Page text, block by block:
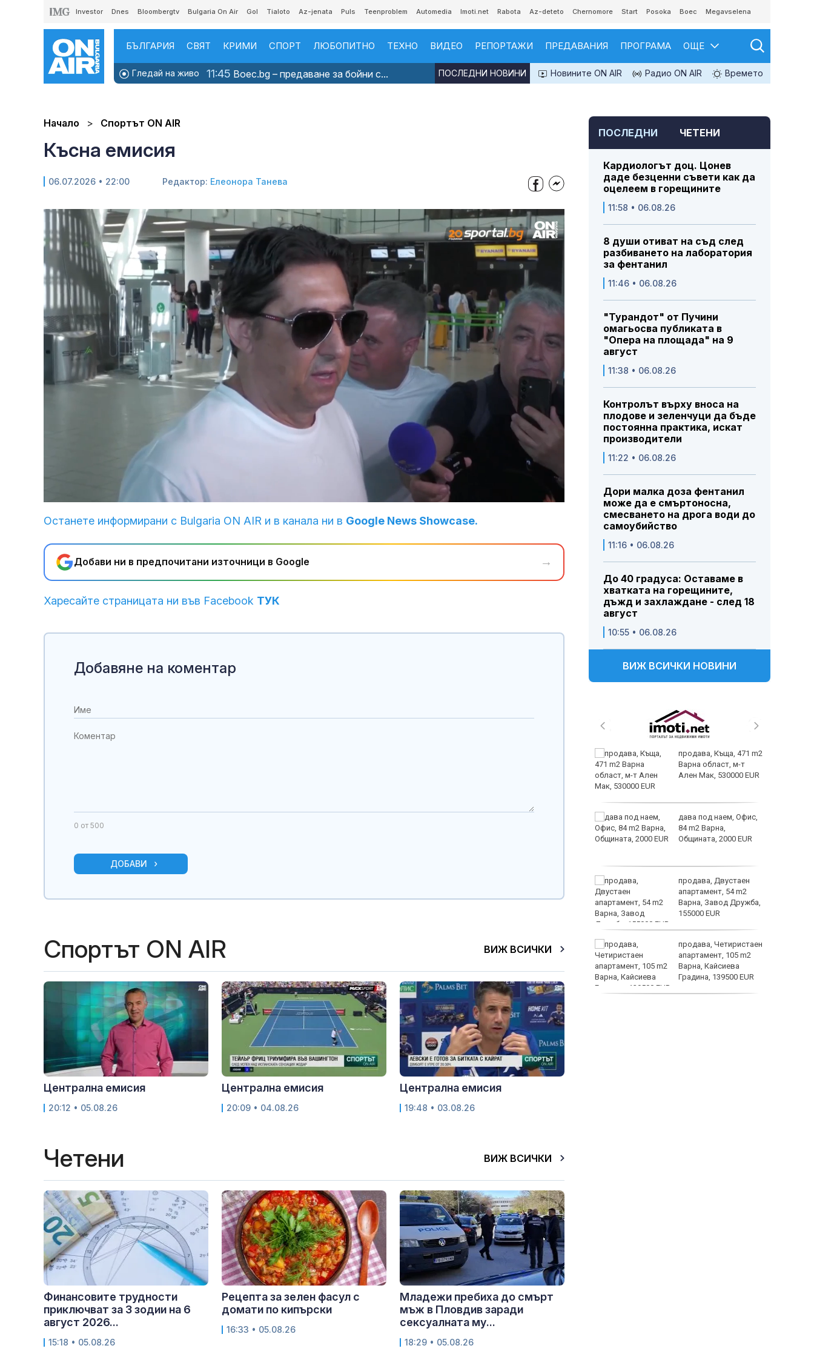
Investor Dnes Bloombergtv Bulgaria On Air Gol Tialoto Az-jenata Puls Teenproblem Automedia Imoti.net Rabota Az-deteto Chernomore Start Posoka Boec Megavselena
БЪЛГАРИЯ СВЯТ КРИМИ СПОРТ ЛЮБОПИТНО ТЕХНО ВИДЕО РЕПОРТАЖИ ПРЕДАВАНИЯ ПРОГРАМА ОЩЕ
Гледай на живо 11:45 Boec.bg – предаване за бойни с... Новините ON AIR Радио ON AIR Времето
ПОСЛЕДНИ НОВИНИ
Начало Спортът ON AIR
Късна емисия
06.07.2026 • 22:00 Редактор: Елеонора Танева
Останете информирани с Bulgaria ON AIR и в канала ни в Google News Showcase.
Добави ни в предпочитани източници в Google →
Харесайте страницата ни във Facebook ТУК
ПОСЛЕДНИ ЧЕТЕНИ
Кардиологът доц. Цонев
даде безценни съвети как да
оцелеем в горещините
11:58 • 06.08.26
8 души отиват на съд след
разбиването на лаборатория
за фентанил
11:46 • 06.08.26
"Турандот" от Пучини
омагьосва публиката в
"Опера на площада" на 9
август
11:38 • 06.08.26
Контролът върху вноса на
плодове и зеленчуци да бъде
постоянна практика, искат
производители
11:22 • 06.08.26
Дори малка доза фентанил
може да е смъртоносна,
смесването на дрога води до
самоубийство
11:16 • 06.08.26
До 40 градуса: Оставаме в
хватката на горещините,
дъжд и захлаждане - след 18
август
10:55 • 06.08.26
ВИЖ ВСИЧКИ НОВИНИ
тежка легионелна
в кръста
Преместването на
психиатричната
изпитание
продава, Къща, 471 m2
Варна област, м-т
Ален Мак, 530000 EUR
дава под наем, Офис,
84 m2 Варна,
Общината, 2000 EUR
продава, Двустаен
апартамент, 54 m2
Варна, Завод Дружба,
155000 EUR
продава, Четиристаен
апартамент, 105 m2
Варна, Кайсиева
Градина, 139500 EUR
Добавяне на коментар
0 от 500
ДОБАВИ
Спортът ON AIR ВИЖ ВСИЧКИ
Централна емисия
20:12 • 05.08.26
Централна емисия
20:09 • 04.08.26
Централна емисия
19:48 • 03.08.26
Четени ВИЖ ВСИЧКИ
Финансовите трудности
приключват за 3 зодии на 6
август 2026...
15:18 • 05.08.26
Рецепта за зелен фасул с
домати по кипърски
16:33 • 05.08.26
Младежи пребиха до смърт
мъж в Пловдив заради
сексуалната му...
18:29 • 05.08.26